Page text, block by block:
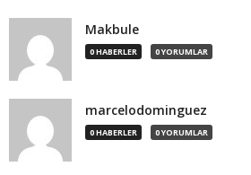
Makbule
0 HABERLER 0 YORUMLAR
marcelodominguez
0 HABERLER 0 YORUMLAR